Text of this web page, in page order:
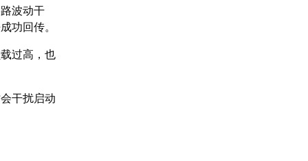
波动干
功回传。
过高，也
干扰启动